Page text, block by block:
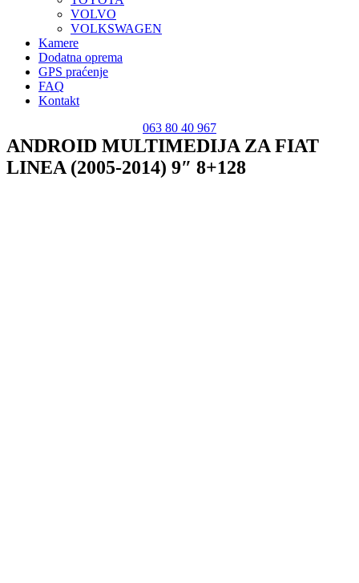
VOLVO
VOLKSWAGEN
Kamere
Dodatna oprema
GPS praćenje
FAQ
Kontakt
063 80 40 967
ANDROID MULTIMEDIJA ZA FIAT
LINEA (2005-2014) 9″ 8+128